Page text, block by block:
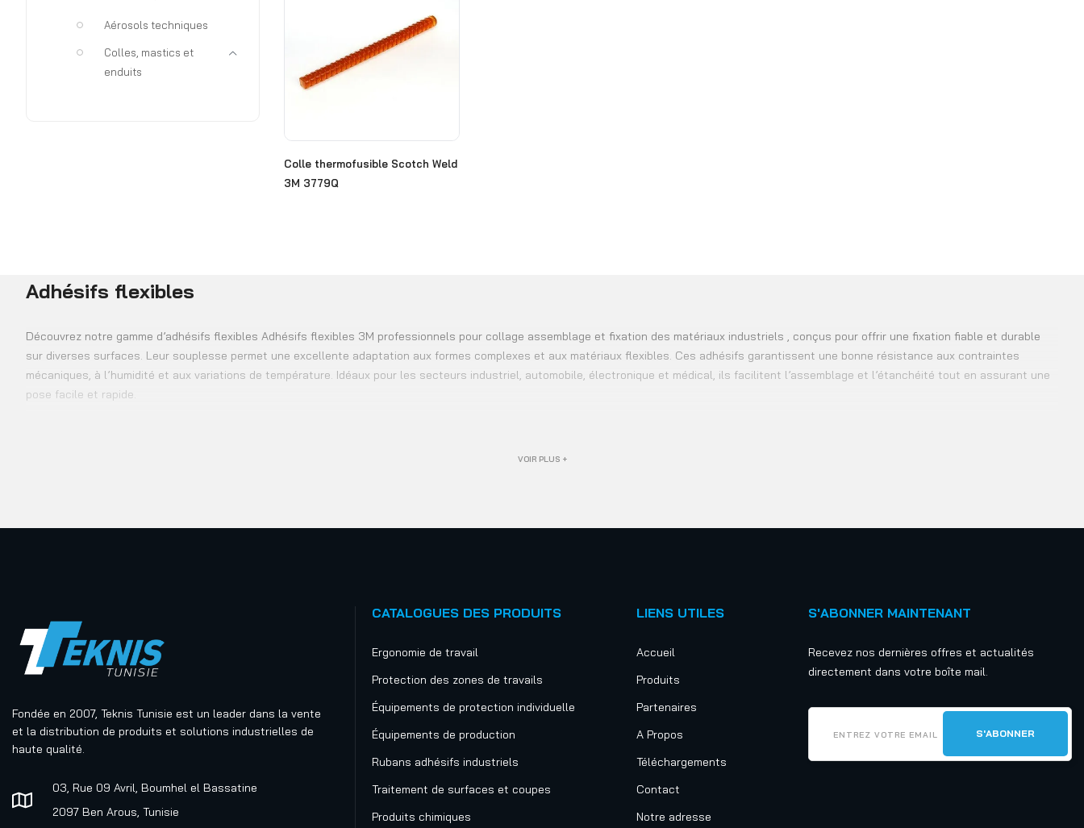
Aérosols techniques
Colles, mastics et
enduits
Équipements et
Équipements et
accessoires de
pulvérisation
Graisses et pâtes
Produits pour l'industrie
électronique
Protection des zones de
travails
Traitement de surfaces et
Colle thermofusible Scotch Weld
3M 3779Q
Adhésifs flexibles
Découvrez notre gamme d’adhésifs flexibles Adhésifs flexibles 3M professionnels pour collage assemblage et fixation des matériaux industriels , conçus pour offrir une fixation fiable et durable
sur diverses surfaces. Leur souplesse permet une excellente adaptation aux formes complexes et aux matériaux flexibles. Ces adhésifs garantissent une bonne résistance aux contraintes
mécaniques, à l’humidité et aux variations de température. Idéaux pour les secteurs industriel, automobile, électronique et médical, ils facilitent l’assemblage et l’étanchéité tout en assurant une
pose facile et rapide.
VOIR PLUS +
Fondée en 2007, Teknis Tunisie est un leader dans la vente
et la distribution de produits et solutions industrielles de
haute qualité.
03, Rue 09 Avril, Boumhel el Bassatine
2097 Ben Arous, Tunisie
CATALOGUES DES PRODUITS
Ergonomie de travail
Protection des zones de travails
Équipements de protection individuelle
Équipements de production
Rubans adhésifs industriels
Traitement de surfaces et coupes
Produits chimiques
LIENS UTILES
Accueil
Produits
Partenaires
A Propos
Téléchargements
Contact
Notre adresse
S'ABONNER MAINTENANT
Recevez nos dernières offres et actualités
directement dans votre boîte mail.